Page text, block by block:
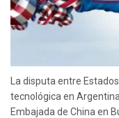
La disputa entre
tecnológica en
Embajada de China en